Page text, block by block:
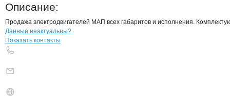
Описание:
Продажа электродвигателей МАП всех габаритов и исполнения.
Контактыкомпании
+7(800)000-00-..
Данные неактуальны?
Показать контакты